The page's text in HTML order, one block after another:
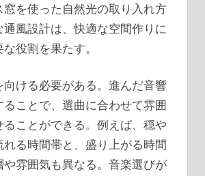
窓を使った自然光の取り入れ方
風設計は、快適な空間作りに
役割を果たす。
ける必要がある。進んだ音響
ことで、選曲に合わせて雰囲
ことができる。例えば、穏や
れる時間帯と、盛り上がる時間
や雰囲気も異なる。音楽選びが